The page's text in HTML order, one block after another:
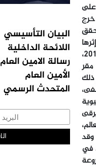
على
خرج
القوات التابعة لجماعة الحوثي لتحكم سيطرتها على المدن اليمنية واحدة تلو أخرى، وبعد أن كان تقدمها رغبة سعودية في العام 2014،
2015 إلى عدن حيث مقر
ومن ذلك
وقد
في
البيان التأسيسي
اللائحة الداخلية
رسالة الامين العام
الأمين العام
المتحدث الرسمي